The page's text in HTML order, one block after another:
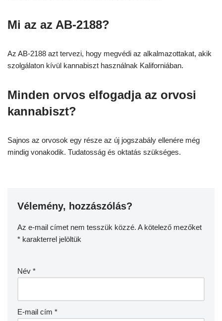
Mi az az AB-2188?
Az AB-2188 azt tervezi, hogy megvédi az alkalmazottakat, akik
szolgálaton kívül kannabiszt használnak Kaliforniában.
Minden orvos elfogadja az orvosi
kannabiszt?
Sajnos az orvosok egy része az új jogszabály ellenére még
mindig vonakodik. Tudatosság és oktatás szükséges.
Vélemény, hozzászólás?
Az e-mail címet nem tesszük közzé. A kötelező mezőket
* karakterrel jelöltük
Név *
E-mail cím *